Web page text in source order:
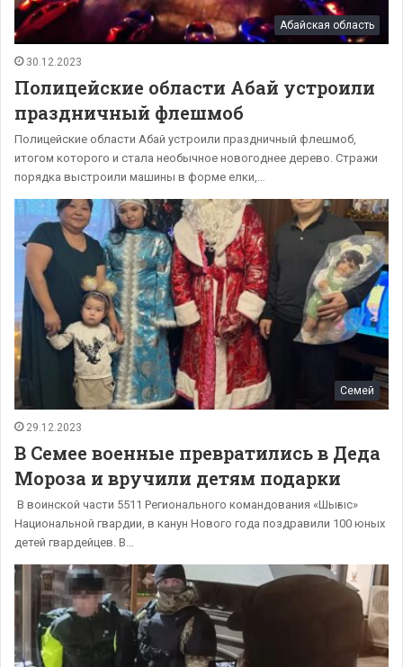
Абайская область
30.12.2023
Полицейские области Абай устроили
праздничный флешмоб
Полицейские области Абай устроили праздничный флешмоб,
итогом которого и стала необычное новогоднее дерево. Стражи
порядка выстроили машины в форме елки,…
Семей
29.12.2023
В Семее военные превратились в Деда
Мороза и вручили детям подарки
​ В воинской части 5511 Регионального командования «Шығыс»​
Национальной гвардии, в канун Нового года поздравили 100 юных
детей гвардейцев. В…